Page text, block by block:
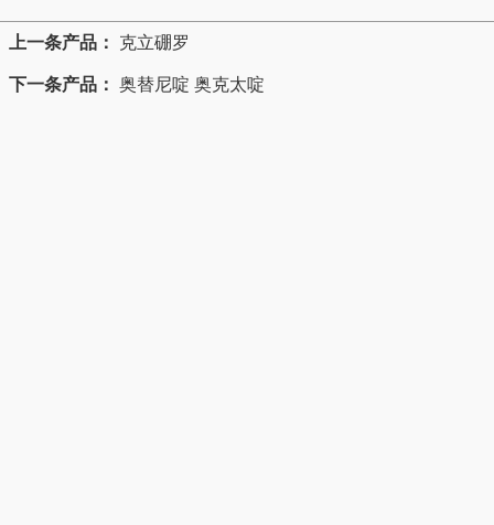
上一条产品： 克立硼罗
下一条产品： 奥替尼啶 奥克太啶